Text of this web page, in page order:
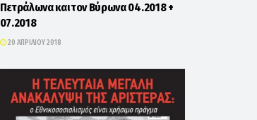
Πετράλωνα και τον Βύρωνα 04.2018 +
07.2018
20 ΑΠΡΙΛΊΟΥ 2018